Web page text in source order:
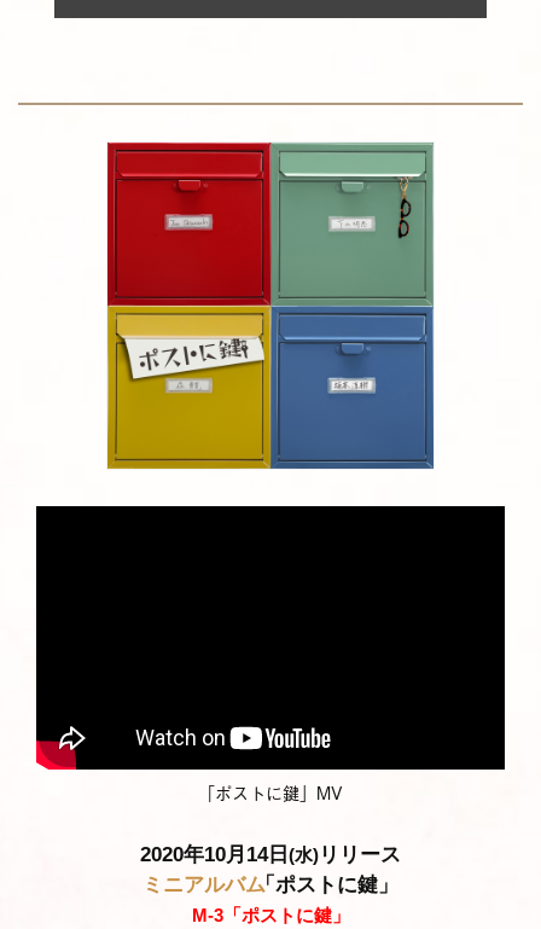
「ポストに鍵」MV
2020年10月14日 (水) リリース
ミニアルバム「ポストに鍵」
M-3「ポストに鍵」